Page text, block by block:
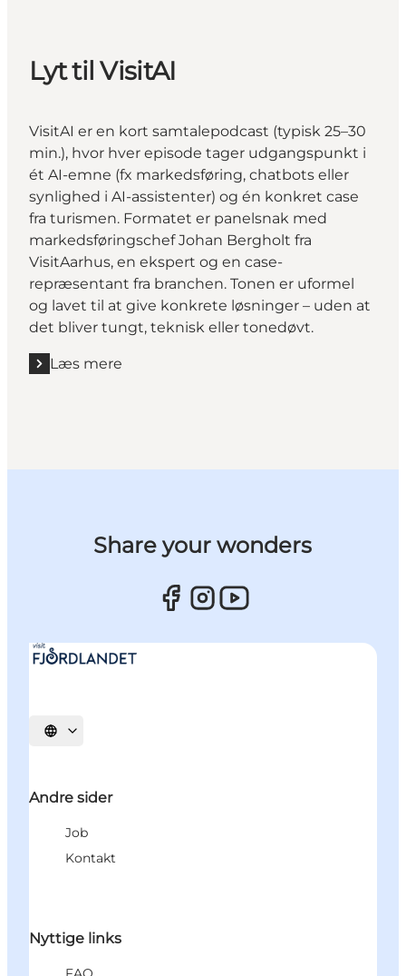
Lyt til VisitAI
VisitAI er en kort samtalepodcast (typisk 25–30
min.), hvor hver episode tager udgangspunkt i
ét AI-emne (fx markedsføring, chatbots eller
synlighed i AI-assistenter) og én konkret case
fra turismen. Formatet er panelsnak med
markedsføringschef Johan Bergholt fra
VisitAarhus, en ekspert og en case-
repræsentant fra branchen. Tonen er uformel
og lavet til at give konkrete løsninger – uden at
det bliver tungt, teknisk eller tonedøvt.
Læs mere
Læs mere "Lyt til VisitAI"
Share your wonders
Vælg sprog
Andre sider
Job
Kontakt
Nyttige links